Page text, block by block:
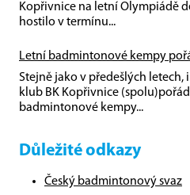
Kopřivnice na letní Olympiádě
hostilo v termínu...
Letní badmintonové kempy
Stejně jako v předešlých letech,
klub BK Kopřivnice
badmintonové kempy...
Důležité odkazy
Český badmintonový svaz